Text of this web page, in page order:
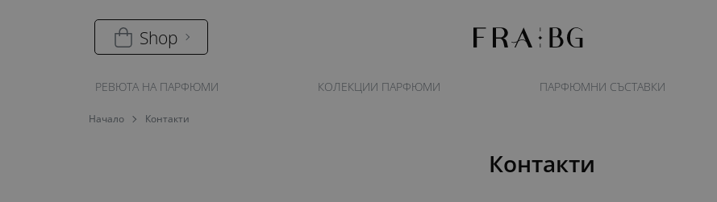
Shop
РЕВЮТА НА ПАРФЮМИ КОЛЕКЦИИ ПАРФЮМИ ПАРФЮМНИ СЪСТАВКИ
Начало Контакти
Контакти